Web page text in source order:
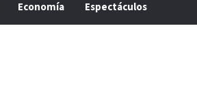
Economía Espectáculos